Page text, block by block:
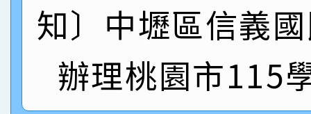
名 指導老師王老師、
園市英語競賽國小朗讀
指導老師林老師
賀！本校參加桃園市中
賽 劉文瑛教師榮獲教
臺灣台語-第二名
賀！本校參與2026世
市賽榮獲科學小創客佳
知〕中壢區信義
辦理桃園市115